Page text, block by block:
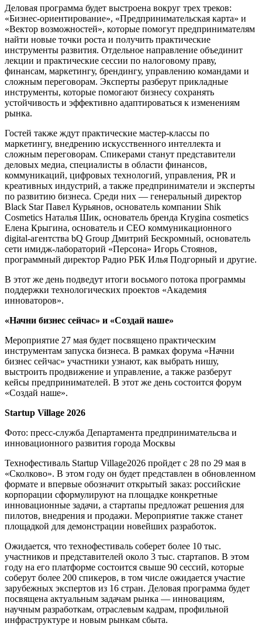
Деловая программа будет выстроена вокруг трех треков:
«Бизнес-ориентирование», «Предпринимательская карта» и
«Вектор возможностей», которые помогут предпринимателям
найти новые точки роста и получить практические
инструменты развития. Отдельное направление объединит
лекции и практические сессии по налоговому праву,
финансам, маркетингу, брендингу, управлению командами и
сложным переговорам. Эксперты разберут прикладные
инструменты, которые помогают бизнесу сохранять
устойчивость и эффективно адаптироваться к изменениям
рынка.
Гостей также ждут практические мастер-классы по
маркетингу, внедрению искусственного интеллекта и
сложным переговорам. Спикерами станут представители
деловых медиа, специалисты в области финансов,
коммуникаций, цифровых технологий, управления, PR и
креативных индустрий, а также предприниматели и эксперты
по развитию бизнеса. Среди них — генеральный директор
Black Star Павел Курьянов, основатель компании Shik
Cosmetics Наталья Шик, основатель бренда Krygina cosmetics
Елена Крыгина, основатель и CEO коммуникационного
digital-агентства bQ Group Дмитрий Бескромный, основатель
сети имидж-лабораторий «Персона» Игорь Стоянов,
программный директор Радио РБК Илья Подгорный и другие.
В этот же день подведут итоги восьмого потока программы
поддержки технологических проектов «Академия
инноваторов».
«Начни бизнес сейчас» и «Создай наше»
Мероприятие 27 мая будет посвящено практическим
инструментам запуска бизнеса. В рамках форума «Начни
бизнес сейчас» участники узнают, как выбрать нишу,
выстроить продвижение и управление, а также разберут
кейсы предпринимателей. В этот же день состоится форум
«Создай наше».
Startup Village 2026
Фото: пресс-служба Департамента предпринимательсва и
инновационного развития города Москвы
Технофестиваль Startup Village2026 пройдет с 28 по 29 мая в
«Сколково». В этом году он будет представлен в обновленном
формате и впервые обозначит открытый заказ: российские
корпорации сформулируют на площадке конкретные
инновационные задачи, а стартапы предложат решения для
пилотов, внедрения и продажи. Мероприятие также станет
площадкой для демонстрации новейших разработок.
Ожидается, что технофестиваль соберет более 10 тыс.
участников и представителей около 3 тыс. стартапов. В этом
году на его платформе состоится свыше 90 сессий, которые
соберут более 200 спикеров, в том числе ожидается участие
зарубежных экспертов из 16 стран. Деловая программа будет
посвящена актуальным задачам рынка — инновациям,
научным разработкам, отраслевым кадрам, профильной
инфраструктуре и новым рынкам сбыта.